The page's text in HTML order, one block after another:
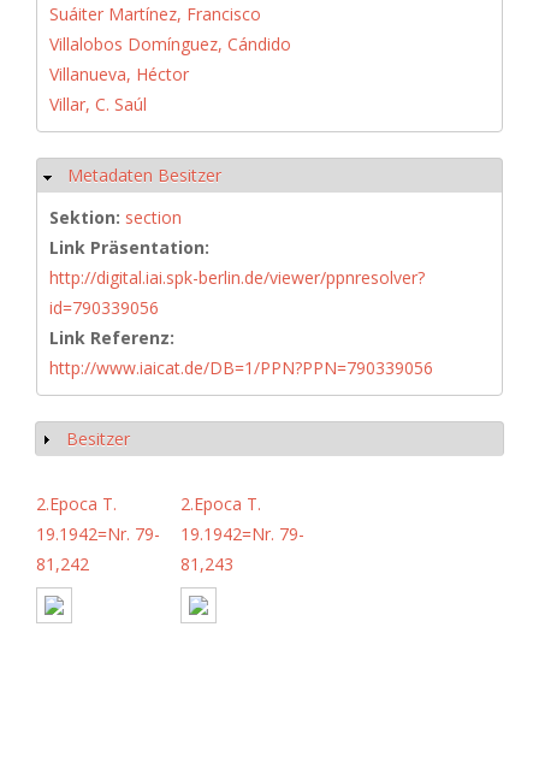
Suáiter Martínez, Francisco
Villalobos Domínguez, Cándido
Villanueva, Héctor
Villar, C. Saúl
Hide
Metadaten Besitzer
Sektion: section
Link Präsentation:
http://digital.iai.spk-berlin.de/viewer/ppnresolver?
id=790339056
Link Referenz:
http://www.iaicat.de/DB=1/PPN?PPN=790339056
Show
Besitzer
2.Epoca T.
19.1942=Nr. 79-
81,242
2.Epoca T.
19.1942=Nr. 79-
81,243